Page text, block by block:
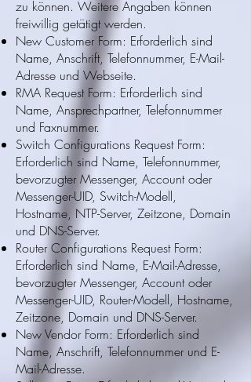
zu können. Weitere Angaben können
freiwillig getätigt werden.
New Customer Form: Erforderlich sind
Name, Anschrift, Telefonnummer, E-Mail-
Adresse und Webseite.
RMA Request Form: Erforderlich sind
Name, Ansprechpartner, Telefonnummer
und Faxnummer.
Switch Configurations Request Form:
Erforderlich sind Name, Telefonnummer,
bevorzugter Messenger, Account oder
Messenger-UID, Switch-Modell,
Hostname, NTP-Server, Zeitzone, Domain
und DNS-Server.
Router Configurations Request Form:
Erforderlich sind Name, E-Mail-Adresse,
bevorzugter Messenger, Account oder
Messenger-UID, Router-Modell, Hostname,
Zeitzone, Domain und DNS-Server.
New Vendor Form: Erforderlich sind
Name, Anschrift, Telefonnummer und E-
Mail-Adresse.